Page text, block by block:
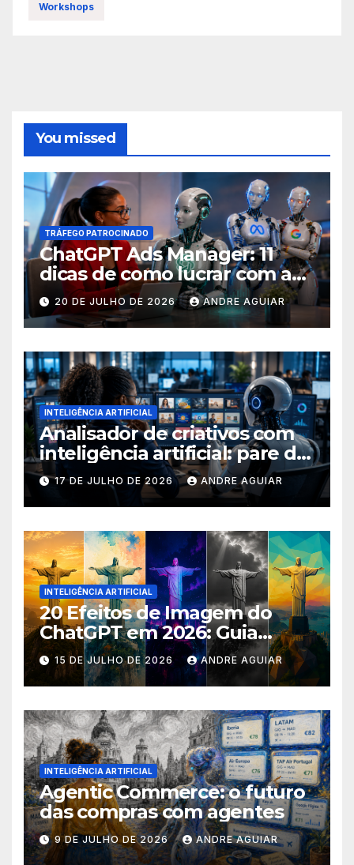
Workshops
You missed
TRÁFEGO PATROCINADO
ChatGPT Ads Manager: 11
dicas de como lucrar com as
buscas nas ferramentas de
inteligência artificial
20 DE JULHO DE 2026 ANDRE AGUIAR
INTELIGÊNCIA ARTIFICIAL
Analisador de criativos com
inteligência artificial: pare de
postar porcaria!
17 DE JULHO DE 2026 ANDRE AGUIAR
INTELIGÊNCIA ARTIFICIAL
20 Efeitos de Imagem do
ChatGPT em 2026: Guia
Completo com Prompts para
Transformar suas Fotos
15 DE JULHO DE 2026 ANDRE AGUIAR
INTELIGÊNCIA ARTIFICIAL
Agentic Commerce: o futuro
das compras com agentes
9 DE JULHO DE 2026 ANDRE AGUIAR